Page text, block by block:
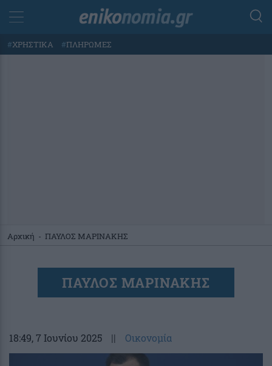
#ΧΡΗΣΤΙΚΑ #ΠΛΗΡΩΜΕΣ
Αρχική - ΠΑΥΛΟΣ ΜΑΡΙΝΑΚΗΣ
ΠΑΥΛΟΣ ΜΑΡΙΝΑΚΗΣ
18:49, 7 Ιουνίου 2025 || Οικονομία